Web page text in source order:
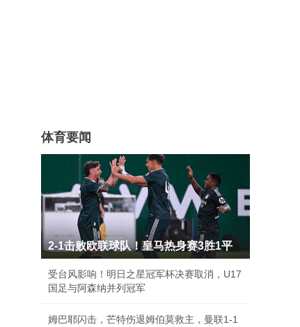
体育要闻
2-1击败欧联球队！皇马热身赛3胜1平
受台风影响！明日之星冠军杯决赛取消，U17
国足与阿森纳并列冠军
姆巴耶闪击，芒特伤退姆伯莫救主，曼联1-1